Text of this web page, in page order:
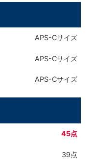
APS-Cサイズ
APS-Cサイズ
APS-Cサイズ
45点
39点